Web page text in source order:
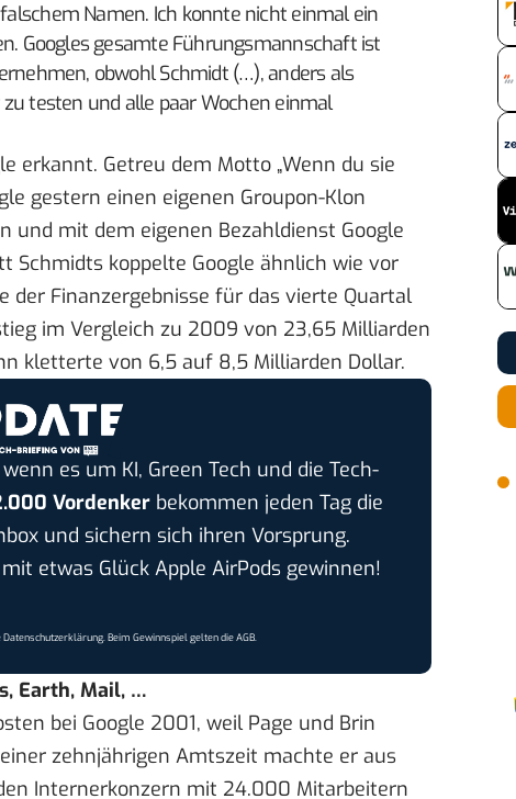
Namen. Ich konnte nicht einmal ein
Googles gesamte Führungsmannschaft ist
obwohl Schmidt (…), anders als
testen und alle paar Wochen einmal
erkannt. Getreu dem Motto „Wenn du sie
gestern einen eigenen Groupon-Klon
und mit dem eigenen Bezahldienst Google
Schmidts koppelte Google ähnlich wie vor
der Finanzergebnisse für das vierte Quartal
im Vergleich zu 2009 von 23,65 Milliarden
kletterte von 6,5 auf 8,5 Milliarden Dollar.
es um KI, Green Tech und die Tech-
Vordenkerbekommen jeden Tag die
und sichern sich ihren Vorsprung.
etwas Glück Apple AirPods gewinnen!
Datenschutzerklärung. Beim Gewinnspiel gelten dieAGB.
Earth, Mail, …
bei Google 2001, weil Page und Brin
zehnjährigen Amtszeit machte er aus
Internerkonzern mit 24.000 Mitarbeitern